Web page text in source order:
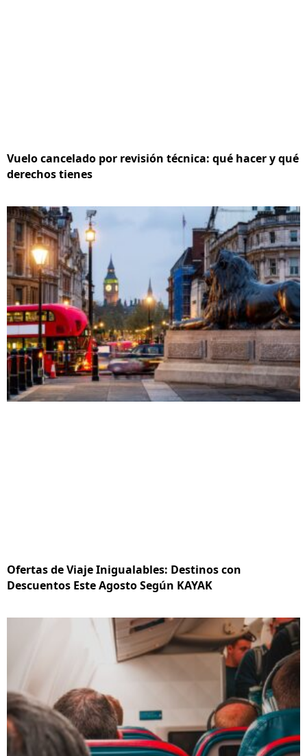
Vuelo cancelado por revisión técnica: qué hacer y qué
derechos tienes
Ofertas de Viaje Inigualables: Destinos con
Descuentos Este Agosto Según KAYAK